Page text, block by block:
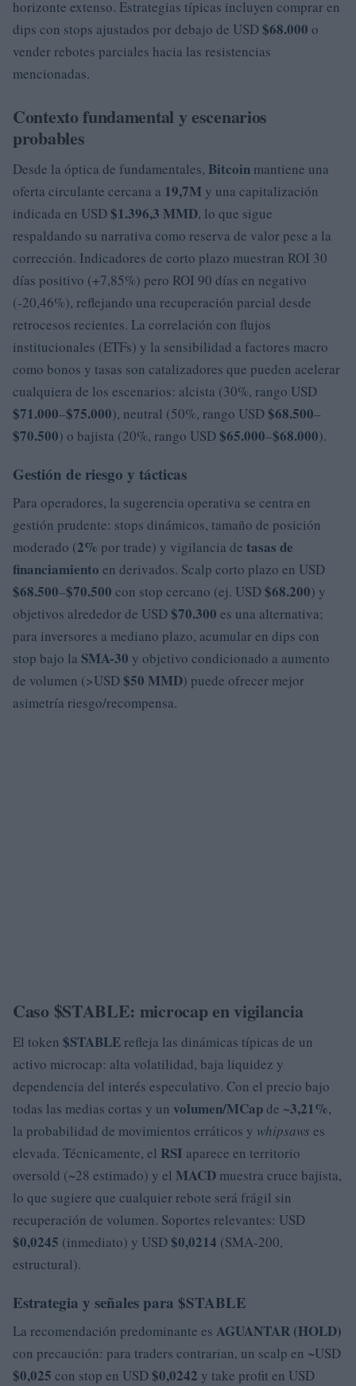
horizonte extenso. Estrategias típicas incluyen comprar en
dips con stops ajustados por debajo de USD$68.000 o
vender rebotes parciales hacia las resistencias
mencionadas.
Contexto fundamental y escenarios
probables
Desde la óptica de fundamentales, Bitcoin mantiene una
oferta circulante cercana a 19,7M y una capitalización
indicada en USD$1.396,3 MMD, lo que sigue
respaldando su narrativa como reserva de valor pese a la
corrección. Indicadores de corto plazo muestran ROI 30
días positivo (+7,85%) pero ROI 90 días en negativo
(-20,46%), reflejando una recuperación parcial desde
retrocesos recientes. La correlación con flujos
institucionales (ETFs) y la sensibilidad a factores macro
como bonos y tasas son catalizadores que pueden acelerar
cualquiera de los escenarios: alcista (30%, rango USD
$71.000–$75.000), neutral (50%, rango USD$68.500–
$70.500) o bajista (20%, rango USD$65.000–$68.000).
Gestión de riesgo y tácticas
Para operadores, la sugerencia operativa se centra en
gestión prudente: stops dinámicos, tamaño de posición
moderado (2% por trade) y vigilancia de tasas de
financiamiento en derivados. Scalp corto plazo en USD
$68.500–$70.500 con stop cercano (ej. USD$68.200) y
objetivos alrededor de USD$70.300 es una alternativa;
para inversores a mediano plazo, acumular en dips con
stop bajo la SMA-30 y objetivo condicionado a aumento
de volumen (>USD$50 MMD) puede ofrecer mejor
asimetría riesgo/recompensa.
Caso $STABLE: microcap en vigilancia
El token $STABLE refleja las dinámicas típicas de un
activo microcap: alta volatilidad, baja liquidez y
dependencia del interés especulativo. Con el precio bajo
todas las medias cortas y un volumen/MCapde ~3,21%,
la probabilidad de movimientos erráticos y whipsaws es
elevada. Técnicamente, el RSI aparece en territorio
oversold (~28 estimado) y el MACD muestra cruce bajista,
lo que sugiere que cualquier rebote será frágil sin
recuperación de volumen. Soportes relevantes: USD
$0,0245 (inmediato) y USD$0,0214 (SMA-200,
estructural).
Estrategia y señales para $STABLE
La recomendación predominante es AGUANTAR (HOLD)
con precaución: para traders contrarian, un scalp en ~USD
$0,025 con stop en USD$0,0242 y take profit en USD